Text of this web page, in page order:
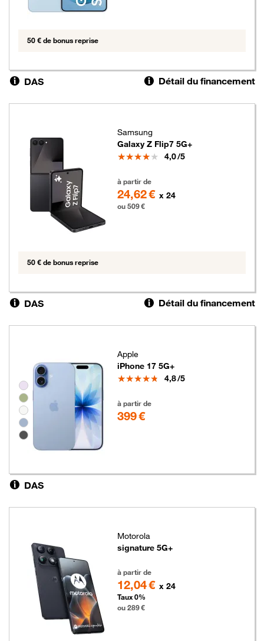
50 € de bonus reprise
DAS Détail du financement
Samsung
Galaxy Z Flip7 5G+
Note
4,0/5
à partir de
24,62 € x 24
ou 509 €
50 € de bonus reprise
DAS Détail du financement
Groupe de couleurs disponibles non sélectionnables
Apple
iPhone 17 5G+
Note
4,8/5
à partir de
399 €
DAS
Motorola
signature 5G+
à partir de
12,04 € x 24
Taux 0%
ou 289 €